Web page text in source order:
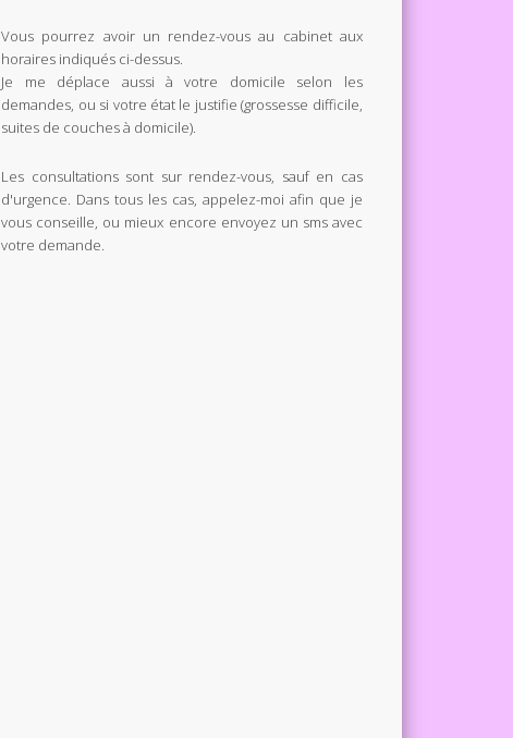
Vous pourrez avoir un rendez-vous au cabinet aux
horaires indiqués ci-dessus.
Je me déplace aussi à votre domicile selon les
demandes, ou si votre état le justifie (grossesse difficile,
suites de couches à domicile).
Les consultations sont sur rendez-vous, sauf en cas
d'urgence. Dans tous les cas, appelez-moi afin que je
vous conseille, ou mieux encore envoyez un sms avec
votre demande.